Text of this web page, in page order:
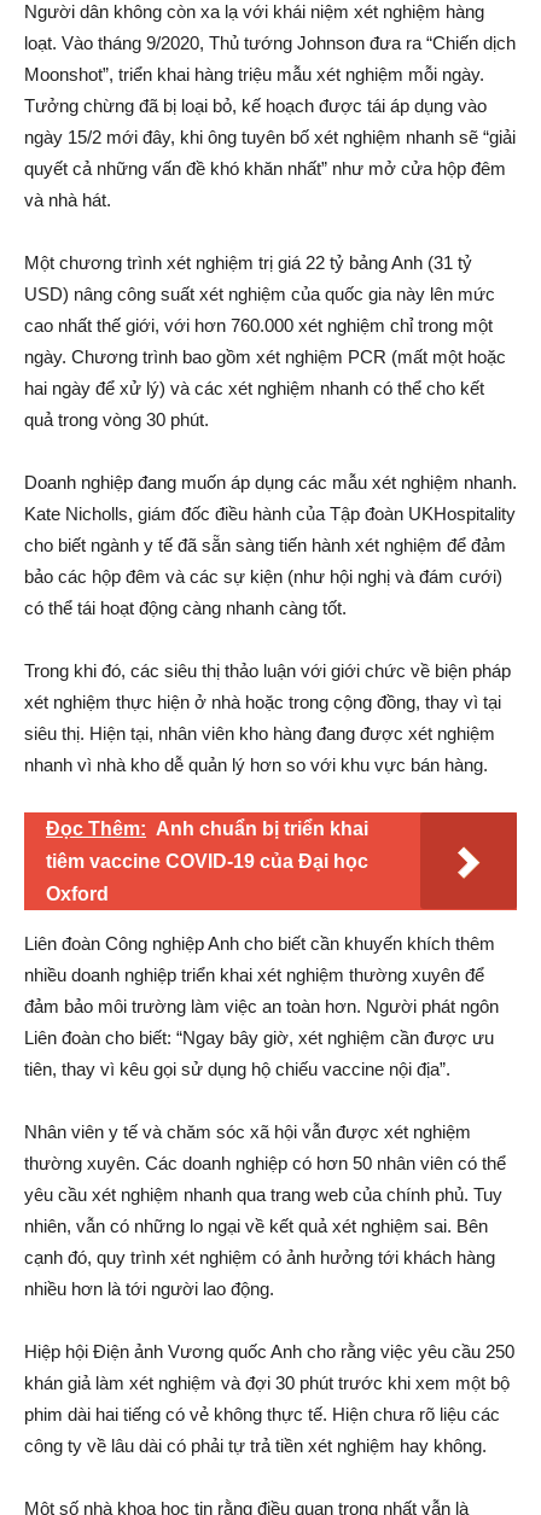
Người dân không còn xa lạ với khái niệm xét nghiệm hàng
loạt. Vào tháng 9/2020, Thủ tướng Johnson đưa ra “Chiến dịch
Moonshot”, triển khai hàng triệu mẫu xét nghiệm mỗi ngày.
Tưởng chừng đã bị loại bỏ, kế hoạch được tái áp dụng vào
ngày 15/2 mới đây, khi ông tuyên bố xét nghiệm nhanh sẽ “giải
quyết cả những vấn đề khó khăn nhất” như mở cửa hộp đêm
và nhà hát.
Một chương trình xét nghiệm trị giá 22 tỷ bảng Anh (31 tỷ
USD) nâng công suất xét nghiệm của quốc gia này lên mức
cao nhất thế giới, với hơn 760.000 xét nghiệm chỉ trong một
ngày. Chương trình bao gồm xét nghiệm PCR (mất một hoặc
hai ngày để xử lý) và các xét nghiệm nhanh có thể cho kết
quả trong vòng 30 phút.
Doanh nghiệp đang muốn áp dụng các mẫu xét nghiệm nhanh.
Kate Nicholls, giám đốc điều hành của Tập đoàn UKHospitality
cho biết ngành y tế đã sẵn sàng tiến hành xét nghiệm để đảm
bảo các hộp đêm và các sự kiện (như hội nghị và đám cưới)
có thể tái hoạt động càng nhanh càng tốt.
Trong khi đó, các siêu thị thảo luận với giới chức về biện pháp
xét nghiệm thực hiện ở nhà hoặc trong cộng đồng, thay vì tại
siêu thị. Hiện tại, nhân viên kho hàng đang được xét nghiệm
nhanh vì nhà kho dễ quản lý hơn so với khu vực bán hàng.
Đọc Thêm: Anh chuẩn bị triển khai
tiêm vaccine COVID-19 của Đại học
Oxford
Liên đoàn Công nghiệp Anh cho biết cần khuyến khích thêm
nhiều doanh nghiệp triển khai xét nghiệm thường xuyên để
đảm bảo môi trường làm việc an toàn hơn. Người phát ngôn
Liên đoàn cho biết: “Ngay bây giờ, xét nghiệm cần được ưu
tiên, thay vì kêu gọi sử dụng hộ chiếu vaccine nội địa”.
Nhân viên y tế và chăm sóc xã hội vẫn được xét nghiệm
thường xuyên. Các doanh nghiệp có hơn 50 nhân viên có thể
yêu cầu xét nghiệm nhanh qua trang web của chính phủ. Tuy
nhiên, vẫn có những lo ngại về kết quả xét nghiệm sai. Bên
cạnh đó, quy trình xét nghiệm có ảnh hưởng tới khách hàng
nhiều hơn là tới người lao động.
Hiệp hội Điện ảnh Vương quốc Anh cho rằng việc yêu cầu 250
khán giả làm xét nghiệm và đợi 30 phút trước khi xem một bộ
phim dài hai tiếng có vẻ không thực tế. Hiện chưa rõ liệu các
công ty về lâu dài có phải tự trả tiền xét nghiệm hay không.
Một số nhà khoa học tin rằng điều quan trọng nhất vẫn là